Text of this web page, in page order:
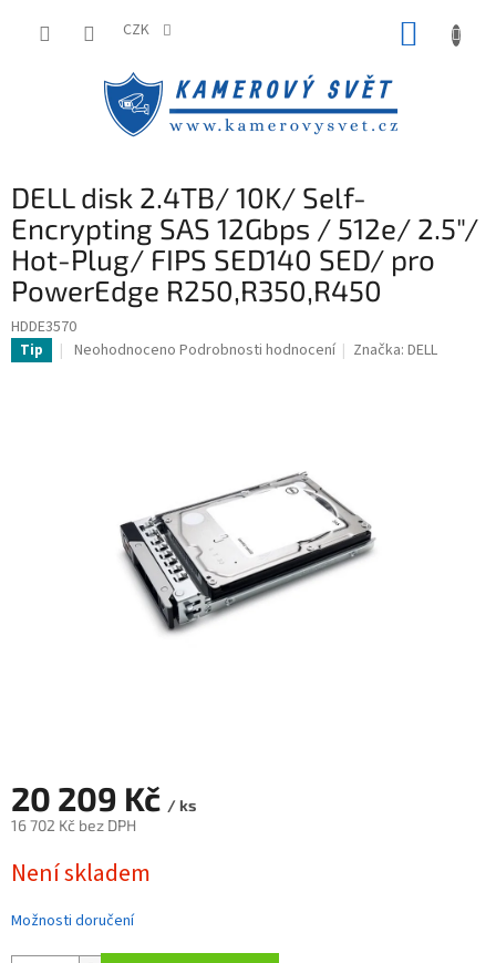
CZK
DELL disk 2.4TB/ 10K/ Self-
Encrypting SAS 12Gbps / 512e/ 2.5"/
Hot-Plug/ FIPS SED140 SED/ pro
PowerEdge R250,R350,R450
HDDE3570
Tip
Průměrné
Neohodnoceno Podrobnosti hodnocení Značka:DELL
20 209 Kč / ks
16 702 Kč bez DPH
cena:
Není skladem
Možnosti doručení